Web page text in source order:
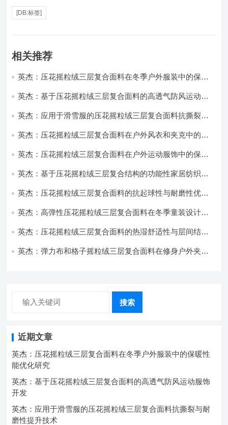
[DB:标签]
相关推荐
英杰：压花摇粒绒三层复合面料在冬季户外服装中的保暖
英杰：基于压花摇粒绒三层复合面料的高透气防风运动服
英杰：应用于滑雪服的压花摇粒绒三层复合面料抗撕裂与
英杰：压花摇粒绒三层复合面料在户外风衣和夹克中的应
英杰：压花摇粒绒三层复合面料在户外运动服饰中的保暖
英杰：基于压花摇粒绒三层复合结构的功能性家居纺织品
英杰：压花摇粒绒三层复合面料的抗起球性与耐磨性优化
英杰：高弹性压花摇粒绒三层复合面料在冬季童装设计中
英杰：压花摇粒绒三层复合面料的热湿舒适性与层间结合
英杰：弹力布和格子摇粒绒三层复合面料在修身户外夹克
搜索
近期文章
英杰：压花摇粒绒三层复合面料在冬季户外服装中的保暖性
能优化研究
英杰：基于压花摇粒绒三层复合面料的高透气防风运动服饰
开发
英杰：应用于滑雪服的压花摇粒绒三层复合面料抗撕裂与耐
磨性提升技术